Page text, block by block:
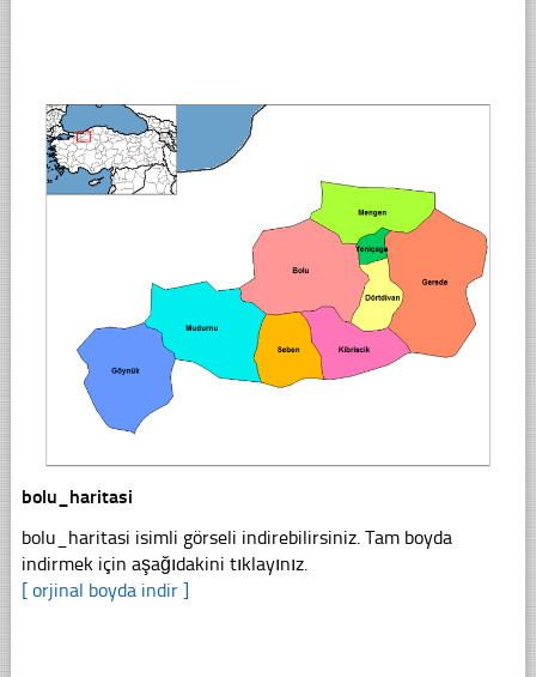
bolu_haritasi
bolu_haritasi isimli görseli indirebilirsiniz. Tam boyda
indirmek için aşağıdakini tıklayınız.
[ orjinal boyda indir ]